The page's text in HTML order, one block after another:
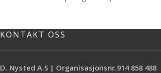
KONTAKT OSS
D. Nysted A.S | Organisasjonsnr.914 858 488